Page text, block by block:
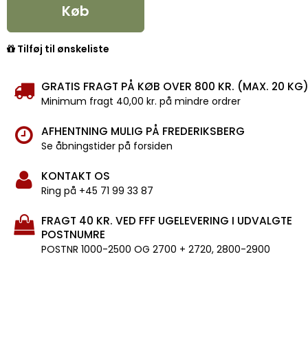
Køb
Tilføj til ønskeliste
GRATIS FRAGT PÅ KØB OVER 800 KR. (MAX. 20 KG)
Minimum fragt 40,00 kr. på mindre ordrer
AFHENTNING MULIG PÅ FREDERIKSBERG
Se åbningstider på forsiden
KONTAKT OS
Ring på +45 71 99 33 87
FRAGT 40 KR. VED FFF UGELEVERING I UDVALGTE
POSTNUMRE
POSTNR 1000-2500 OG 2700 + 2720, 2800-2900